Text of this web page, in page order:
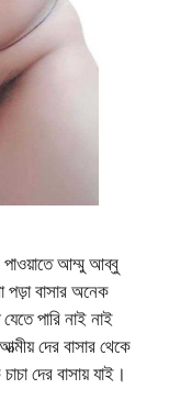
পাওয়াতে আম্মু আব্বু
পড়া বাসার অনেক
পারি নাই নাই
দের বাসার থেকে
দের বাসায় যাই।